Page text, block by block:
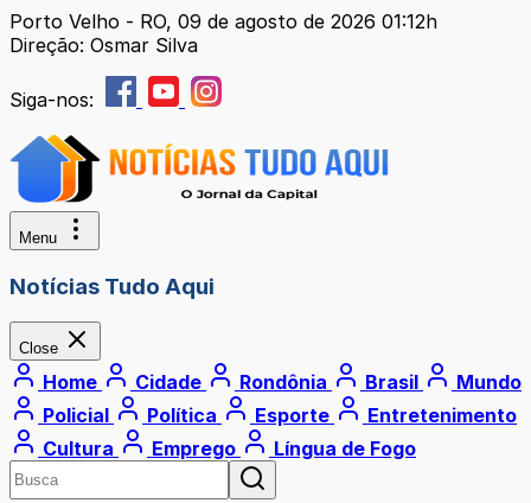
Porto Velho - RO, 09 de agosto de 2026 01:12h
Direção: Osmar Silva
Siga-nos:
Menu
Notícias Tudo Aqui
Close
Home Cidade Rondônia Brasil
Mundo
Policial
Política Esporte
Entretenimento
Cultura
Emprego Língua de Fogo